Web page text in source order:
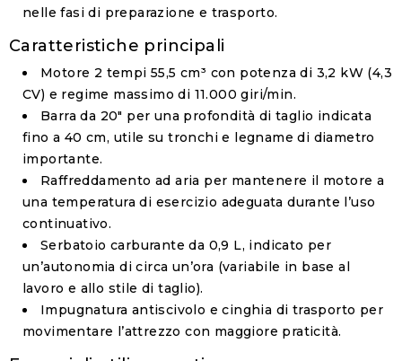
nelle fasi di preparazione e trasporto.
Caratteristiche principali
Motore 2 tempi 55,5 cm³ con potenza di 3,2 kW (4,3
CV) e regime massimo di 11.000 giri/min.
Barra da 20" per una profondità di taglio indicata
fino a 40 cm, utile su tronchi e legname di diametro
importante.
Raffreddamento ad aria per mantenere il motore a
una temperatura di esercizio adeguata durante l’uso
continuativo.
Serbatoio carburante da 0,9 L, indicato per
un’autonomia di circa un’ora (variabile in base al
lavoro e allo stile di taglio).
Impugnatura antiscivolo ecinghia di trasporto per
movimentare l’attrezzo con maggiore praticità.